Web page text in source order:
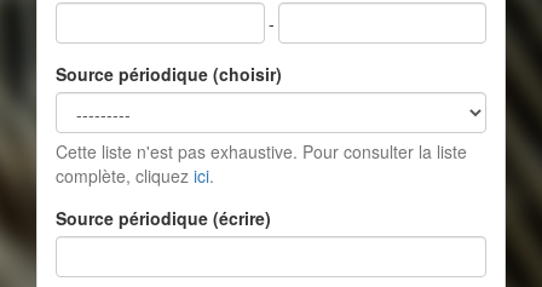
-
Source périodique (choisir)
Cette liste n'est pas exhaustive. Pour consulter la liste
complète, cliquez ici.
Source périodique (écrire)